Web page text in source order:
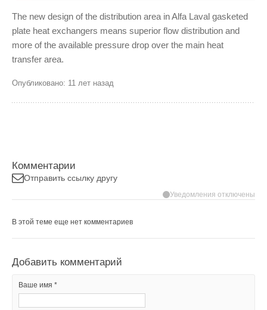
The new design of the distribution area in Alfa Laval gasketed
plate heat exchangers means superior flow distribution and
more of the available pressure drop over the main heat
transfer area.
Опубликовано: 11 лет назад
Комментарии
Отправить ссылку другу
Уведомления отключены
В этой теме еще нет комментариев
Добавить комментарий
Ваше имя *